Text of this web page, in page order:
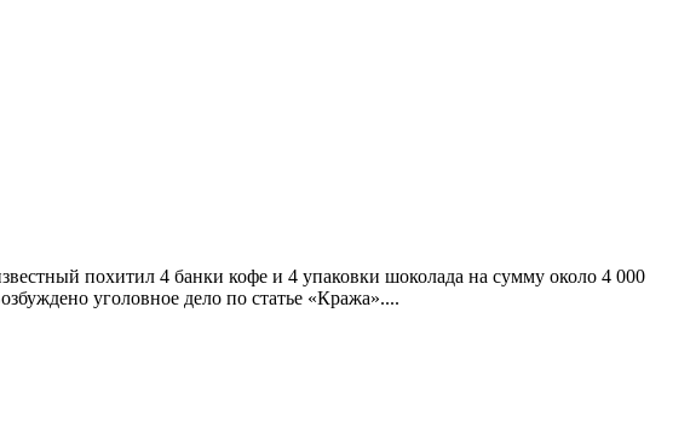
похитил 4 банки кофе и 4 упаковки шоколада на сумму около 4 000
уголовное дело по статье «Кража»....